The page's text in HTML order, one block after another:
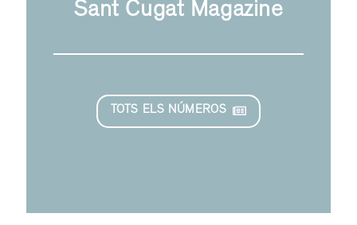
Sant Cugat Magazine
TOTS ELS NÚMEROS